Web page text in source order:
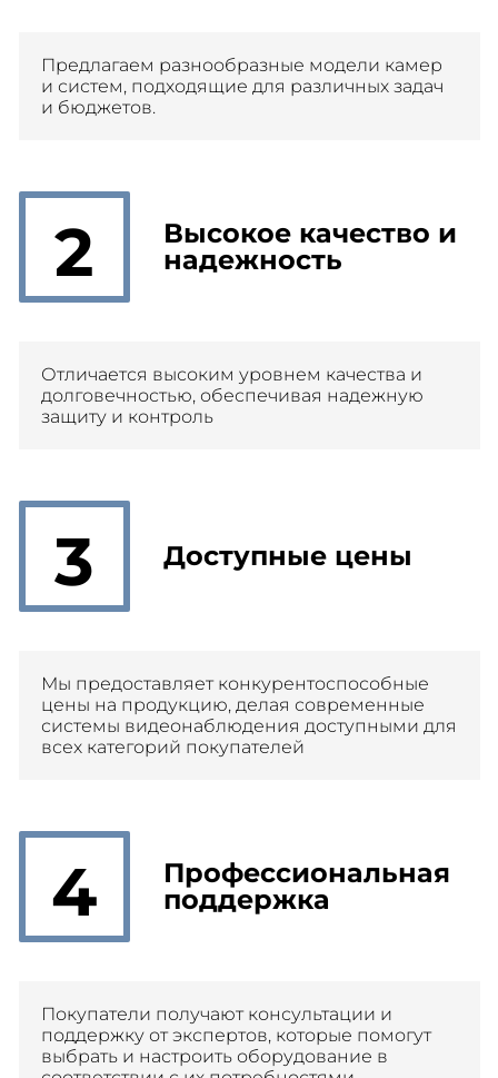
Предлагаем разнообразные модели камер
и систем, подходящие для различных задач
и бюджетов.
2
Высокое качество и
надежность
Отличается высоким уровнем качества и
долговечностью, обеспечивая надежную
защиту и контроль
3 Доступные цены
Мы предоставляет конкурентоспособные
цены на продукцию, делая современные
системы видеонаблюдения доступными для
всех категорий покупателей
4
Профессиональная
поддержка
Покупатели получают консультации и
поддержку от экспертов, которые помогут
выбрать и настроить оборудование в